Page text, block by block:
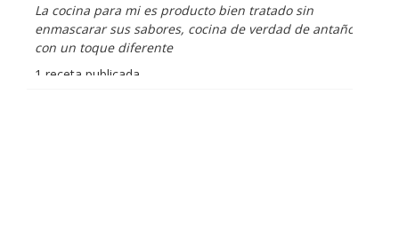
La cocina para mi es producto bien tratado sin
enmascarar sus sabores, cocina de verdad de antaño
con un toque diferente
1 receta publicada